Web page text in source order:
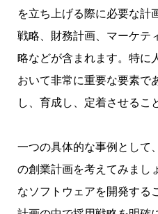
を立ち上げる際に必要な計
戦略、財務計画、マーケテ
略などが含まれます。特に
おいて非常に重要な要素で
し、育成し、定着させるこ
一つの具体的な事例として
の創業計画を考えてみまし
なソフトウェアを開発する